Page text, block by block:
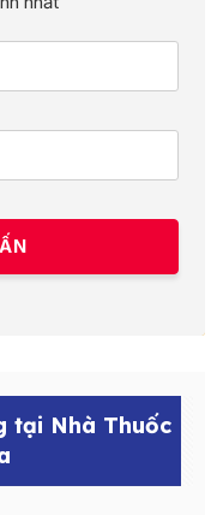
tại Nhà Thuốc